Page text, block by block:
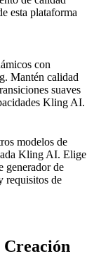
esta plataforma
con
Mantén calidad
suaves
Kling AI.
modelos de
Kling AI. Elige
generador de
requisitos de